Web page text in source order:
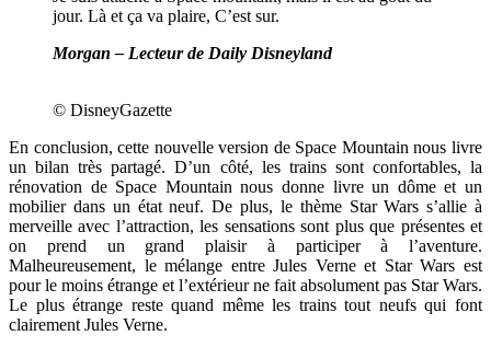
jour. Là et ça va plaire, C’est sur.
Morgan – Lecteur de Daily Disneyland
© DisneyGazette
En conclusion, cette nouvelle version de Space Mountain nous livre
un bilan très partagé. D’un côté, les trains sont confortables, la
rénovation de Space Mountain nous donne livre un dôme et un
mobilier dans un état neuf. De plus, le thème Star Wars s’allie à
merveille avec l’attraction, les sensations sont plus que présentes et
on prend un grand plaisir à participer à l’aventure.
Malheureusement, le mélange entre Jules Verne et Star Wars est
pour le moins étrange et l’extérieur ne fait absolument pas Star Wars.
Le plus étrange reste quand même les trains tout neufs qui font
clairement Jules Verne.